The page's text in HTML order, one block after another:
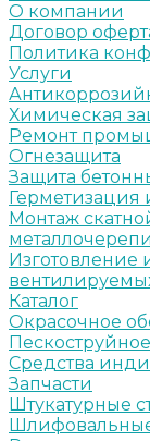
О компании
Договор
Политика
Услуги
Химическая
Ремонт
Огнезащита
Защита
Монтаж
Изготовление
Каталог
Окрасочное
Средства
Запчасти
Штукатурные